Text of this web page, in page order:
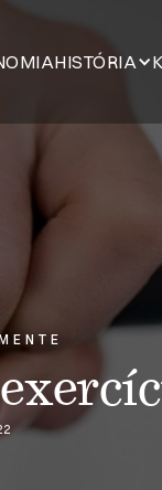
HISTÓRIA